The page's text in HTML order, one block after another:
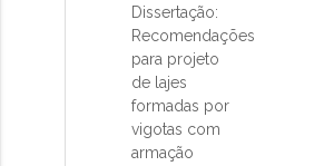
Dissertação:
Recomendações
para projeto
de lajes
formadas por
vigotas com
armação